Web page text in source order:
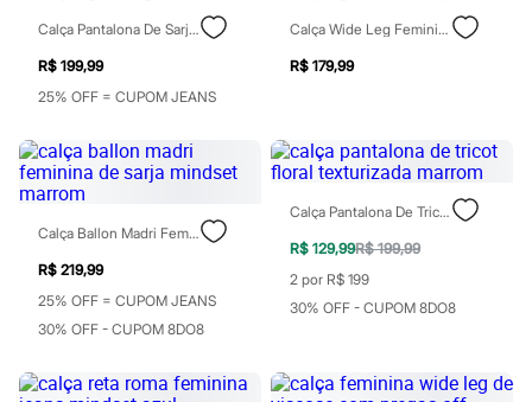
Roupas menina
0 a 24 meses
1 a 5 anos
4 a 12 anos
Roupas menino
0 a 24 meses
1 a 5 anos
4 a 12 anos
10 a 16 anos
Acessórios
Recém-nascido
Bolsas e Mochilas
Chapéus
Calçados
Chinelos
Pantufas
Calça Pantalona De Sarja Com Pregas Bege
R$ 199,99
25% OFF = CUPOM JEANS
Calça Wide Leg Feminina Com Pregas E Fivela Preta
R$ 179,99
Calça Ballon Madri Feminina De Sarja Mindset Marrom
R$ 219,99
25% OFF = CUPOM JEANS
30% OFF - CUPOM 8DO8
Calça Pantalona De Tricot Floral Texturizada Marrom
R$ 129,99R$ 199,99
2 por R$ 199
30% OFF - CUPOM 8DO8